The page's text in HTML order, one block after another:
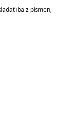
iba z písmen,